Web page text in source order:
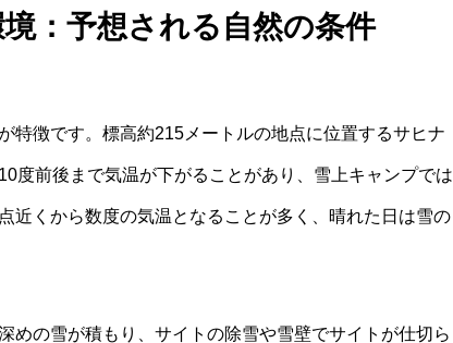
：予想される自然の条件
特徴です。標高約215メートルの地点に位置するサヒナ
度前後まで気温が下がることがあり、雪上キャンプでは
近くから数度の気温となることが多く、晴れた日は雪の
めの雪が積もり、サイトの除雪や雪壁でサイトが仕切ら